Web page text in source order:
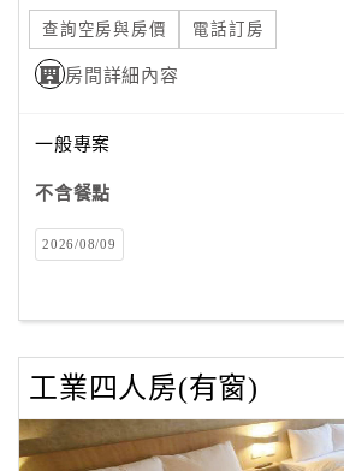
作
提
案
店
作
商
合
作
查詢空房與房價 電話訂房
房間詳細內容
一般專案
不含餐點
2026/08/09
工業四人房(有窗)